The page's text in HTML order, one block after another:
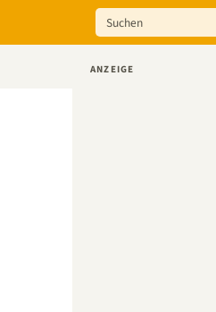
ANZEIGE